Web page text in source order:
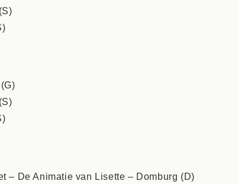
– De Animatie van Lisette – Domburg (D)